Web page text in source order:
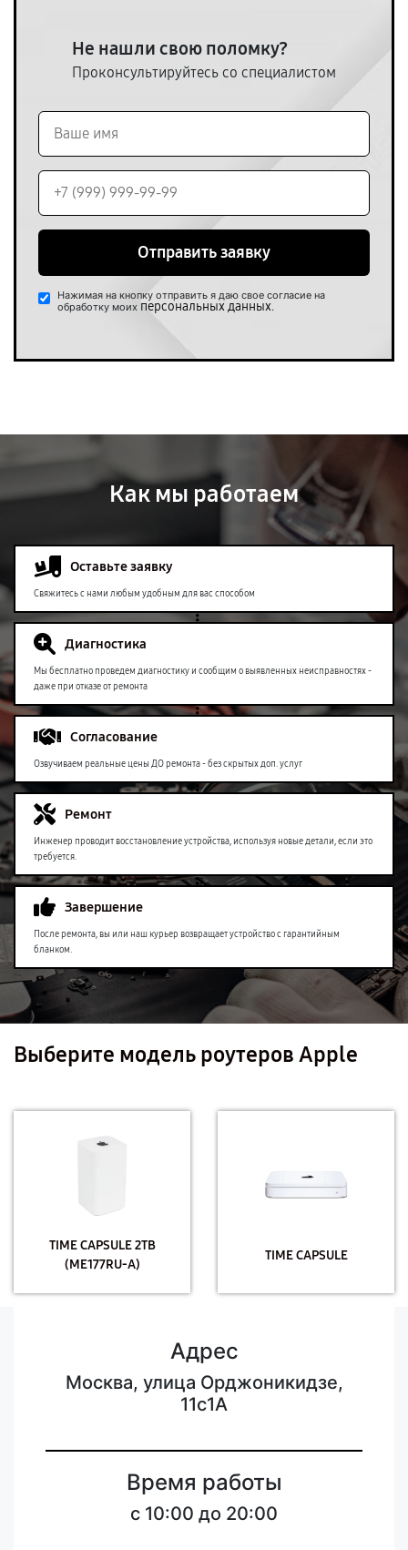
Не нашли свою поломку?
Проконсультируйтесь со специалистом
Отправить заявку
Нажимая на кнопку отправить я даю свое согласие на
обработку моих персональных данных.
Как мы работаем
Оставьте заявку
Свяжитесь с нами любым удобным для вас способом
Диагностика
Мы бесплатно проведем диагностику и сообщим о выявленных неисправностях -
даже при отказе от ремонта
Согласование
Озвучиваем реальные цены ДО ремонта - без скрытых доп. услуг
Ремонт
Инженер проводит восстановление устройства, используя новые детали, если это
требуется.
Завершение
После ремонта, вы или наш курьер возвращает устройство с гарантийным
бланком.
Выберите модель роутеров Apple
TIME CAPSULE 2TB
(ME177RU-A)
TIME CAPSULE
Адрес
Москва, улица Орджоникидзе,
11с1А
Время работы
с 10:00 до 20:00